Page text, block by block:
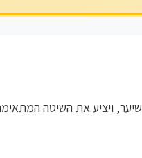
ויציע את השיטה